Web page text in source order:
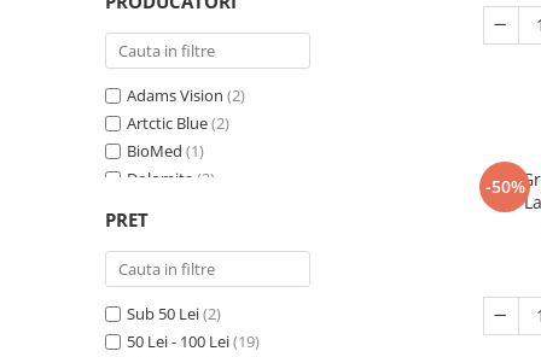
Tratament Par
Vitamine & Suplimente
Vitamine ColoidaleAdams Vision (2)
Artctic Blue(2)
BioMed (1)
Dolomita (2)
EkaMedica
Essenzia (16)
Herboxa(5)
MoleQlar(1)
PRET
Sub 50 Lei(2)
50 Lei - 100 Lei(19)
-50%
1+1